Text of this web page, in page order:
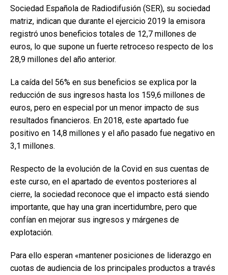
Sociedad Española de Radiodifusión (SER), su sociedad
matriz, indican que durante el ejercicio 2019 la emisora
registró unos beneficios totales de 12,7 millones de
euros, lo que supone un fuerte retroceso respecto de los
28,9 millones del año anterior.
La caída del 56% en sus beneficios se explica por la
reducción de sus ingresos hasta los 159,6 millones de
euros, pero en especial por un menor impacto de sus
resultados financieros. En 2018, este apartado fue
positivo en 14,8 millones y el año pasado fue negativo en
3,1 millones.
Respecto de la evolución de la Covid en sus cuentas de
este curso, en el apartado de eventos posteriores al
cierre, la sociedad reconoce que el impacto está siendo
importante, que hay una gran incertidumbre, pero que
confían en mejorar sus ingresos y márgenes de
explotación.
Para ello esperan «mantener posiciones de liderazgo en
cuotas de audiencia de los principales productos a través